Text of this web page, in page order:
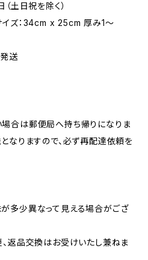
土日祝を除く）
イズ：34cm x 25cm 厚み1〜
送
合は郵便局へ持ち帰りになりま
なりますので、必ず再配達依頼を
多少異なって見える場合がござ
、返品交換はお受けいたし兼ねま